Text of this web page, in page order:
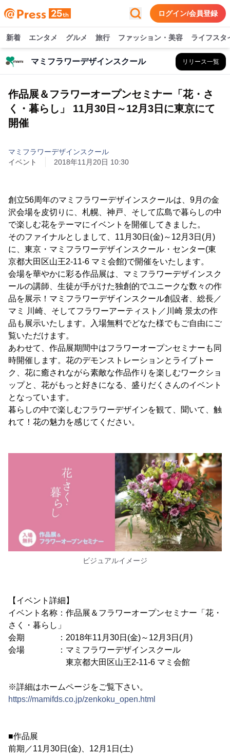
ログイン/会員登録
新着 エンタメ グルメ 旅行 ファッション・美容 ライフスタ
マミフラワーデザインスクール リリース一覧
作品展＆フラワーオープンセミナー「花・さ
く・暮らし」 11月30日～12月3日に東京にて
開催
マミフラワーデザインスクール
イベント
2018年11月20日 10:30
創立56周年のマミフラワーデザインスクールは、9月の金
沢会場を皮切りに、札幌、神戸、そして広島で暮らしの中
で楽しむ花をテーマにイベントを開催してきました。
そのファイナルとしまして、11月30日(金)～12月3日(月)
に、東京・マミフラワーデザインスクール・センター(東
京都大田区山王2-11-6 マミ会館)で開催をいたします。
会場を華やかに彩る作品展は、マミフラワーデザインスク
ールの講師、生徒が手がけた独創的でユニークな数々の作
品を展示！マミフラワーデザインスクール創設者、総長／
マミ 川崎、そしてフラワーアーティスト／川崎 景太の作
品も展示いたします。入場無料でどなた様でもご自由にご
覧いただけます。
あわせて、作品展期間中はフラワーオープンセミナーも同
時開催します。花のデモンストレーションとライブトー
ク、花に癒されながら素敵な作品作りを楽しむワークショ
ップと、花がもっと好きになる、盛りだくさんのイベント
となっています。
暮らしの中で楽しむフラワーデザインを観て、聞いて、触
れて！花の魅力を感じてください。
ビジュアルイメージ
【イベント詳細】
イベント名称：作品展＆フラワーオープンセミナー「花・
さく・暮らし」
会期 ：2018年11月30日(金)～12月3日(月)
会場 ：マミフラワーデザインスクール
東京都大田区山王2-11-6 マミ会館
※詳細はホームページをご覧下さい。
https://mamifds.co.jp/zenkoku_open.html
■作品展
前期／11月30日(金)、12月1日(土)